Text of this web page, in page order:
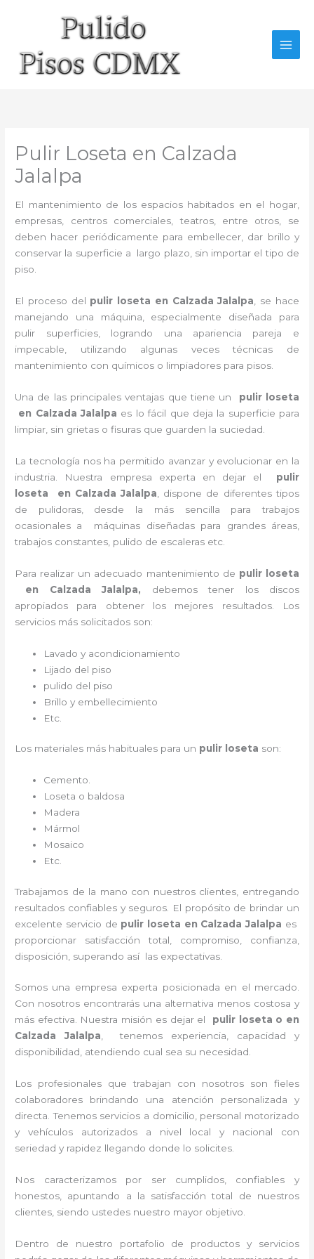
Pulir Loseta en Calzada
Jalalpa
El mantenimiento de los espacios habitados en el hogar,
empresas, centros comerciales, teatros, entre otros, se
deben hacer periódicamente para embellecer, dar brillo y
conservar la superficie a largo plazo, sin importar el tipo de
piso.
El proceso del pulir loseta en Calzada Jalalpa , se hace
manejando una máquina, especialmente diseñada para
pulir superficies, logrando una apariencia pareja e
impecable, utilizando algunas veces técnicas de
mantenimiento con químicos o limpiadores para pisos.
Una de las principales ventajas que tiene un pulir loseta
en Calzada Jalalpa es lo fácil que deja la superficie para
limpiar, sin grietas o fisuras que guarden la suciedad.
La tecnología nos ha permitido avanzar y evolucionar en la
industria. Nuestra empresa experta en dejar el pulir
loseta
en Calzada Jalalpa , dispone de diferentes tipos
de pulidoras, desde la más sencilla para trabajos
ocasionales a máquinas diseñadas para grandes áreas,
trabajos constantes, pulido de escaleras etc.
Para realizar un adecuado mantenimiento de pulir loseta
en Calzada Jalalpa, debemos tener los discos
apropiados para obtener los mejores resultados. Los
servicios más solicitados son:
Lavado y acondicionamiento
Lijado del piso
pulido del piso
Brillo y embellecimiento
Etc.
Los materiales más habituales para un pulir loseta son:
Cemento.
Loseta o baldosa
Madera
Mármol
Mosaico
Etc.
Trabajamos de la mano con nuestros clientes, entregando
resultados confiables y seguros. El propósito de brindar un
excelente servicio de pulir loseta en Calzada Jalalpa es
proporcionar satisfacción total, compromiso, confianza,
disposición, superando así las expectativas.
Somos una empresa experta posicionada en el mercado.
Con nosotros encontrarás una alternativa menos costosa y
más efectiva. Nuestra misión es dejar el pulir loseta o en
Calzada Jalalpa, tenemos experiencia, capacidad y
disponibilidad, atendiendo cual sea su necesidad.
Los profesionales que trabajan con nosotros son fieles
colaboradores brindando una atención personalizada y
directa. Tenemos servicios a domicilio, personal motorizado
y vehículos autorizados a nivel local y nacional con
seriedad y rapidez llegando donde lo solicites.
Nos caracterizamos por ser cumplidos, confiables y
honestos, apuntando a la satisfacción total de nuestros
clientes, siendo ustedes nuestro mayor objetivo.
Dentro de nuestro portafolio de productos y servicios